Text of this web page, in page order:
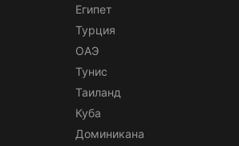
Египет
Турция
ОАЭ
Тунис
Таиланд
Куба
Доминикана